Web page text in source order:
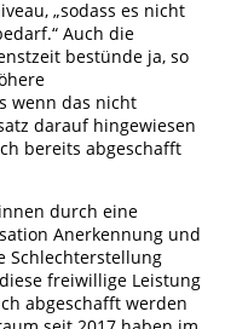
„sodass es nicht
Auch die
bestünde ja, so
wenn das nicht
darauf hingewiesen
bereits abgeschafft
durch eine
Anerkennung und
Schlechterstellung
freiwillige Leistung
abgeschafft werden